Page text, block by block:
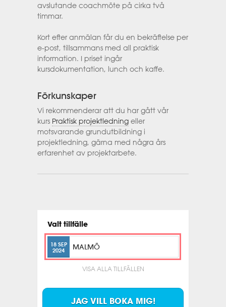
avslutande coachmöte på cirka två
timmar.
Kort efter anmälan får du en bekräftelse per
e-post, tillsammans med all praktisk
information. I priset ingår
kursdokumentation, lunch och kaffe.
Förkunskaper
Vi rekommenderar att du har gått vår
kurs Praktisk projektledning eller
motsvarande grundutbildning i
projektledning, gärna med några års
erfarenhet av projektarbete.
Valt tillfälle
18 SEP
2024
MALMÖ
VISA ALLA TILLFÄLLEN
JAG VILL BOKA MIG!